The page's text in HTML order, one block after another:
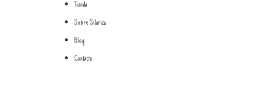
Tienda
Sobre Silariza
Blog
Contacto